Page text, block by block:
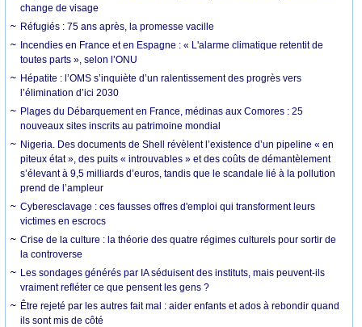
change de visage
Réfugiés : 75 ans après, la promesse vacille
Incendies en France et en Espagne : « L'alarme climatique retentit de
toutes parts », selon l’ONU
Hépatite : l’OMS s’inquiète d’un ralentissement des progrès vers
l’élimination d’ici 2030
Plages du Débarquement en France, médinas aux Comores : 25
nouveaux sites inscrits au patrimoine mondial
Nigeria. Des documents de Shell révèlent l’existence d’un pipeline « en
piteux état », des puits « introuvables » et des coûts de démantèlement
s’élevant à 9,5 milliards d’euros, tandis que le scandale lié à la pollution
prend de l’ampleur
Cyberesclavage : ces fausses offres d'emploi qui transforment leurs
victimes en escrocs
Crise de la culture : la théorie des quatre régimes culturels pour sortir de
la controverse
Les sondages générés par IA séduisent des instituts, mais peuvent-ils
vraiment refléter ce que pensent les gens ?
Être rejeté par les autres fait mal : aider enfants et ados à rebondir quand
ils sont mis de côté